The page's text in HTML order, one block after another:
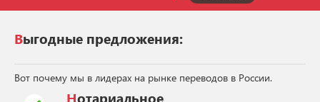
Выгодные предложения:
Вот почему мы в лидерах на рынке переводов в России.
Нотариальное